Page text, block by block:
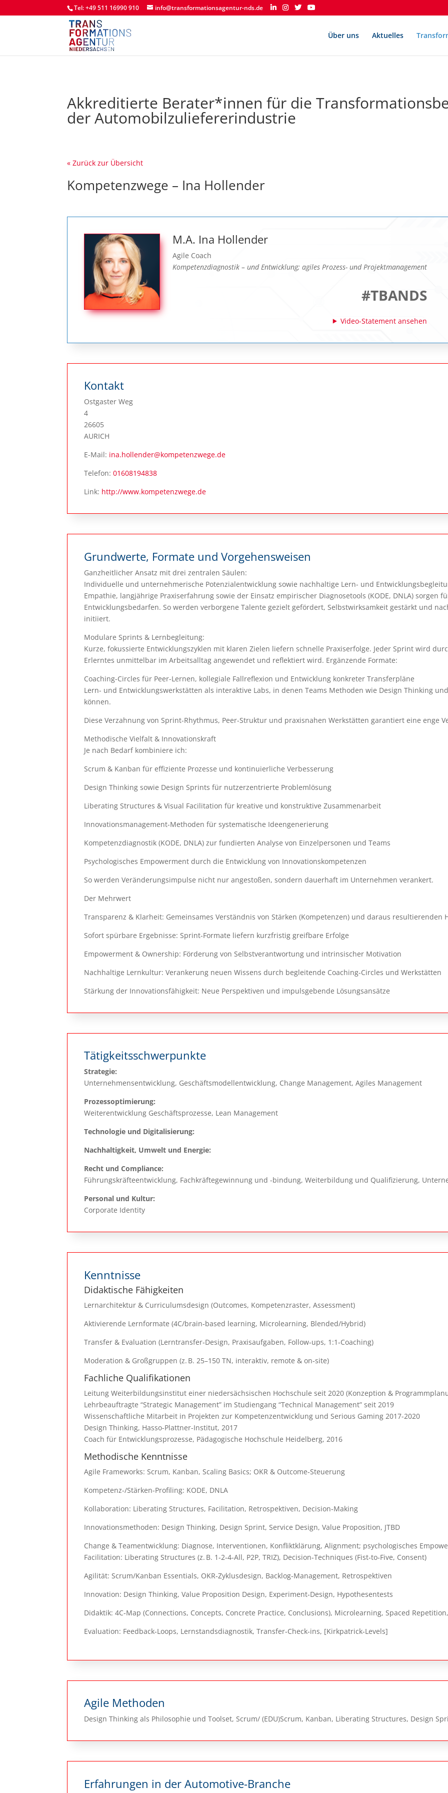
Tel: +49 511 16990 910 info@transformationsagentur-nds.de
Über uns Aktuelles
Akkreditierte Berater*innen für die
der Automobilzuliefererindustrie
« Zurück zur Übersicht
Kompetenzwege – Ina Hollender
M.A. Ina Hollender
Agile Coach
Kompetenzdiagnostik – und Entwicklung; agiles Prozess- und Projektmanagement
#TBANDS
Video-Statement ansehen
Kontakt
Ostgaster Weg
4
26605
AURICH
E-Mail: ina.hollender@kompetenzwege.de
Telefon: 01608194838
Link: http://www.kompetenzwege.de
Grundwerte, Formate und Vorgehensweisen
Ganzheitlicher Ansatz mit drei zentralen Säulen:
Individuelle und unternehmerische Potenzialentwicklung sowie nachhaltige Lern- und
Empathie, langjährige Praxiserfahrung sowie der Einsatz empirischer Diagnose­tools (KODE, DNLA) sorgen
Entwicklungsbedarfen. So werden verborgene Talente gezielt gefördert, Selbstwirksamkeit gestärkt und
initiiert.
Modulare Sprints & Lernbegleitung:
Kurze, fokussierte Entwicklungszyklen mit klaren Zielen liefern schnelle Praxiserfolge. Jeder Sprint wird
Erlerntes unmittelbar im Arbeitsalltag angewendet und reflektiert wird. Ergänzende Formate:
Coaching-Circles für Peer-Lernen, kollegiale Fallreflexion und Entwicklung konkreter Transferpläne
Lern- und Entwicklungswerkstätten als interaktive Labs, in denen Teams Methoden wie Design Thinking
können.
Diese Verzahnung von Sprint-Rhythmus, Peer-Struktur und praxisnahen Werkstätten garantiert eine enge
Methodische Vielfalt & Innovationskraft
Je nach Bedarf kombiniere ich:
Scrum & Kanban für effiziente Prozesse und kontinuierliche Verbesserung
Design Thinking sowie Design Sprints für nutzerzentrierte Problemlösung
Liberating Structures & Visual Facilitation für kreative und konstruktive Zusammenarbeit
Innovationsmanagement-Methoden für systematische Ideengenerierung
Kompetenzdiagnostik (KODE, DNLA) zur fundierten Analyse von Einzelpersonen und Teams
Psychologisches Empowerment durch die Entwicklung von Innovationskompetenzen
So werden Veränderungsimpulse nicht nur angestoßen, sondern dauerhaft im Unternehmen verankert.
Der Mehrwert
Transparenz & Klarheit: Gemeinsames Verständnis von Stärken (Kompetenzen) und daraus resultierenden
Sofort spürbare Ergebnisse: Sprint-Formate liefern kurzfristig greifbare Erfolge
Empowerment & Ownership: Förderung von Selbstverantwortung und intrinsischer Motivation
Nachhaltige Lernkultur: Verankerung neuen Wissens durch begleitende Coaching-Circles und Werkstätten
Stärkung der Innovationsfähigkeit: Neue Perspektiven und impulsgebende Lösungsansätze
Tätigkeitsschwerpunkte
Strategie:
Unternehmensentwicklung, Geschäftsmodellentwicklung, Change Management, Agiles Management
Prozessoptimierung:
Weiterentwicklung Geschäftsprozesse, Lean Management
Technologie und Digitalisierung:
Nachhaltigkeit, Umwelt und Energie:
Recht und Compliance:
Führungskräfteentwicklung, Fachkräftegewinnung und -bindung, Weiterbildung und Qualifizierung,
Personal und Kultur:
Corporate Identity
Kenntnisse
Didaktische Fähigkeiten
Lernarchitektur & Curriculumsdesign (Outcomes, Kompetenzraster, Assessment)
Aktivierende Lernformate (4C/brain‑based learning, Microlearning, Blended/Hybrid)
Transfer & Evaluation (Lerntransfer‑Design, Praxisaufgaben, Follow‑ups, 1:1‑Coaching)
Moderation & Großgruppen (z. B. 25–150 TN, interaktiv, remote & on‑site)
Fachliche Qualifikationen
Leitung Weiterbildungsinstitut einer niedersächsischen Hochschule seit 2020 (Konzeption &
Lehrbeauftragte “Strategic Management” im Studiengang “Technical Management” seit 2019
Wissenschaftliche Mitarbeit in Projekten zur Kompetenzentwicklung und Serious Gaming 2017-2020
Design Thinking, Hasso-Plattner-Institut, 2017
Coach für Entwicklungsprozesse, Pädagogische Hochschule Heidelberg, 2016
Methodische Kenntnisse
Agile Frameworks: Scrum, Kanban, Scaling Basics; OKR & Outcome‑Steuerung
Kompetenz-/Stärken-Profiling: KODE, DNLA
Kollaboration: Liberating Structures, Facilitation, Retrospektiven, Decision‑Making
Innovationsmethoden: Design Thinking, Design Sprint, Service Design, Value Proposition, JTBD
Change & Teamentwicklung: Diagnose, Interventionen, Konfliktklärung, Alignment; psychologisches
Facilitation: Liberating Structures (z. B. 1‑2‑4‑All, P2P, TRIZ), Decision‑Techniques (Fist‑to‑Five, Consent)
Agilität: Scrum/Kanban Essentials, OKR‑Zyklusdesign, Backlog‑Management, Retrospektiven
Innovation: Design Thinking, Value Proposition Design, Experiment‑Design, Hypothesentests
Didaktik: 4C‑Map (Connections, Concepts, Concrete Practice, Conclusions), Microlearning, Spaced
Evaluation: Feedback‑Loops, Lernstandsdiagnostik, Transfer‑Check‑ins, [Kirkpatrick‑Levels]
Agile Methoden
Design Thinking als Philosophie und Toolset, Scrum/ (EDU)Scrum, Kanban, Liberating Structures, Design
Erfahrungen in der Automotive-Branche